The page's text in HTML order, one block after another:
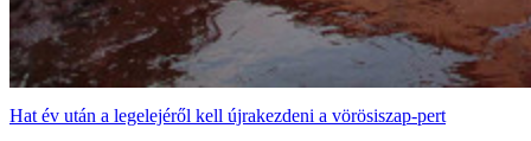
Hat év után a legelejéről kell újrakezdeni a vörösiszap-pert